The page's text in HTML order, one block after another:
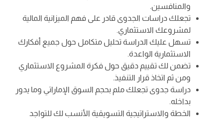
والمنافسين.
تجعلك دراسات الجدوى قادر على فهم الميزانية المالية
لمشروعك الاستثماري.
تسهل عليك الدراسة تحليل متكامل حول جميع أفكارك
الاستثمارية الواعدة.
تضمن لك تقييم دقيق حول فكرة المشروع الاستثماري
ومن ثم اتخاذ قرار التنفيذ.
دراسة جدوى تجعلك ملم بحجم السوق الإماراتي وما يدور
بداخله.
الخطة والاستراتيجية التسويقية الأنسب لك للتواجد